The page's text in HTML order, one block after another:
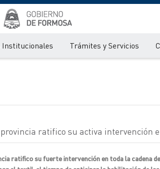
Institucionales Trámites y Servicios
ratifico su activa intervención
ratifico su fuerte intervención en toda la cadena